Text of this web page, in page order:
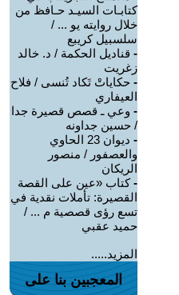
كتابـات السيـد حـافظ من
خلال روايته يو ... /
سلسبيل كريبع
- قناديل الحكمة / د. خالد
زغريت
- حكاياتْ تَكاد تُنسى / فلاح
العيفاري
- وعي ـ قصص قصيرة جدا
/ حسين جداونه
-
ديوان 23 الحاوي
والعصفور / منصور
الريكان
-كتاب «عين على القصة
القصيرة: تأملات نقدية في
تسع رؤى قصصية م ... /
حميد عقبي
المزيد.....
المعجبين بنا على